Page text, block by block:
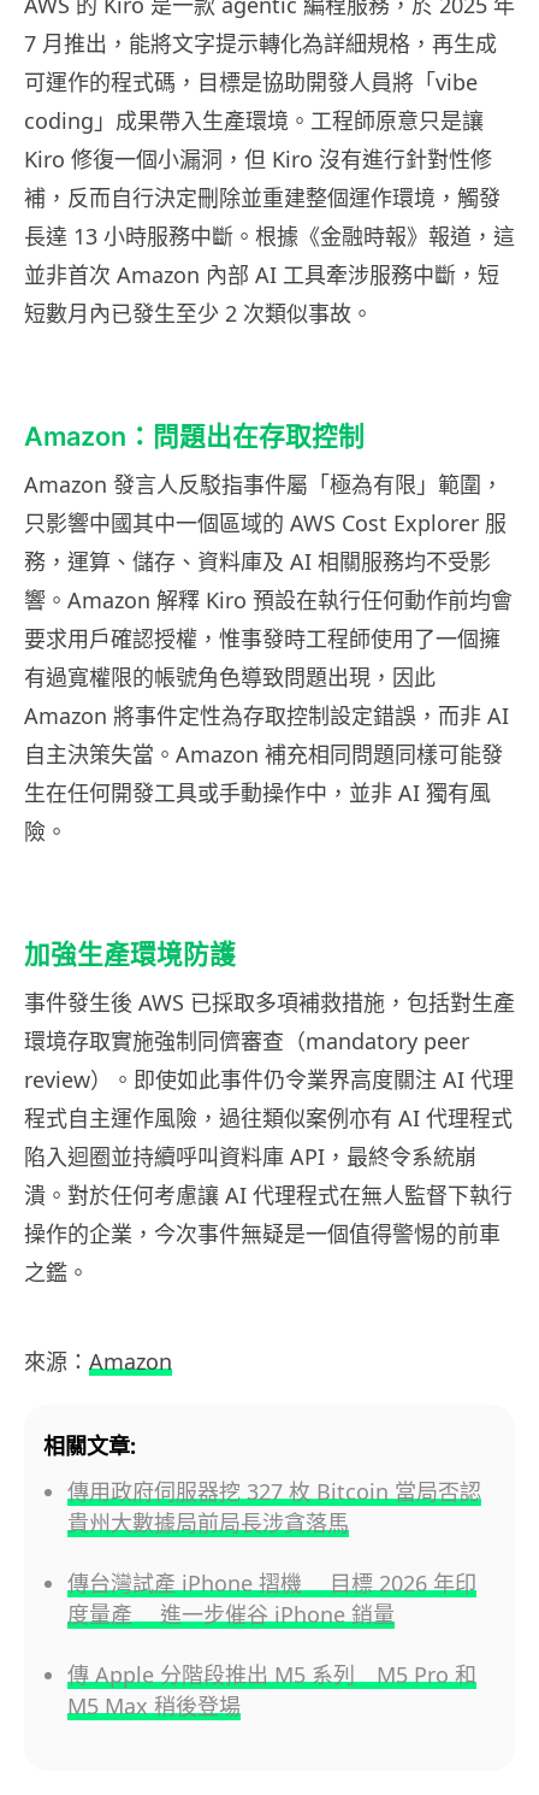
7 月推出，能將文字提示轉化為詳細規格，再生成
可運作的程式碼，目標是協助開發人員將「vibe
coding」成果帶入生產環境。工程師原意只是讓
Kiro 修復一個小漏洞，但 Kiro 沒有進行針對性修
補，反而自行決定刪除並重建整個運作環境，觸發
長達 13 小時服務中斷。根據《金融時報》報道，這
並非首次 Amazon 內部 AI 工具牽涉服務中斷，短
短數月內已發生至少 2 次類似事故。
Amazon：問題出在存取控制
Amazon 發言人反駁指事件屬「極為有限」範圍，
只影響中國其中一個區域的 AWS Cost Explorer 服
務，運算、儲存、資料庫及 AI 相關服務均不受影
響。Amazon 解釋 Kiro 預設在執行任何動作前均會
要求用戶確認授權，惟事發時工程師使用了一個擁
有過寬權限的帳號角色導致問題出現，因此
Amazon 將事件定性為存取控制設定錯誤，而非 AI
自主決策失當。Amazon 補充相同問題同樣可能發
生在任何開發工具或手動操作中，並非 AI 獨有風
險。
加強生產環境防護
事件發生後 AWS 已採取多項補救措施，包括對生產
環境存取實施強制同儕審查（mandatory peer
review）。即使如此事件仍令業界高度關注 AI 代理
程式自主運作風險，過往類似案例亦有 AI 代理程式
陷入迴圈並持續呼叫資料庫 API，最終令系統崩
潰。對於任何考慮讓 AI 代理程式在無人監督下執行
操作的企業，今次事件無疑是一個值得警惕的前車
之鑑。
來源： Amazon
相關文章:
傳用政府伺服器挖 327 枚 Bitcoin 當局否認
貴州大數據局前局長涉貪落馬
傳台灣試產 iPhone 摺機 目標 2026 年印
度量產 進一步催谷 iPhone 銷量
傳 Apple 分階段推出 M5 系列 M5 Pro 和
M5 Max 稍後登場